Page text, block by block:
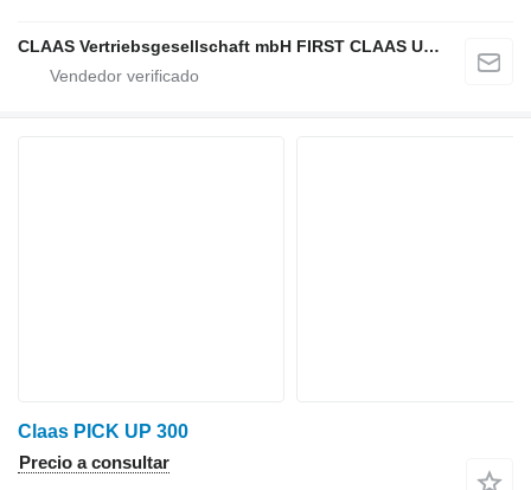
CLAAS Vertriebsgesellschaft mbH FIRST CLAAS USED Center
Claas PICK UP 300
Precio a consultar